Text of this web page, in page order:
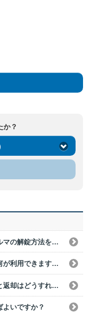
か？
トヨタシェアの初めて利用する際のクルマの解錠方法を教えてください。
トヨタシェアのクルマの電子鍵として何が利用できますか？
トヨタシェアのカーシェアの利用開始と返却はどうすればいいですか？
よいですか？